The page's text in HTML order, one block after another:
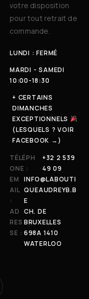
votre disposition
pour tout retrait de
commande.
LUNDI : FERMÉ
MARDI - SAMEDI
10:00-18:30
+ CERTAINS
DIMANCHES
EXCEPTIONNELS
(LESQUELS ? VOIR
FACEBOOK →)
TÉLÉPH
ONE :
+32 2 539
49 09
EM
AIL
:
INFO@LABOUTI
QUEAUDREYB.B
E
AD
RES
SE :
CH. DE
BRUXELLES
698A 1410
WATERLOO